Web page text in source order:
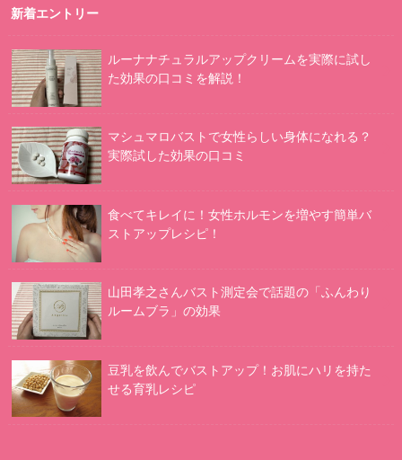
新着エントリー
ルーナナチュラルアップクリームを実際に試し
た効果の口コミを解説！
マシュマロバストで女性らしい身体になれる？
実際試した効果の口コミ
食べてキレイに！女性ホルモンを増やす簡単バ
ストアップレシピ！
山田孝之さんバスト測定会で話題の「ふんわり
ルームブラ」の効果
豆乳を飲んでバストアップ！お肌にハリを持た
せる育乳レシピ